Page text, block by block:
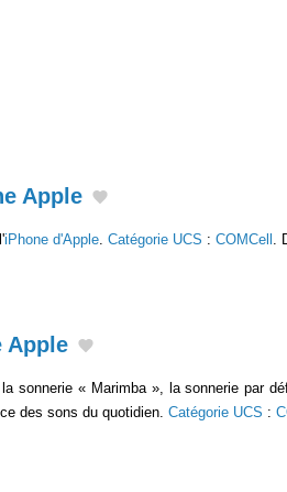
Apple
iPhone d'Apple Catégorie UCS : COMCell
.
Apple
sonnerie « Marimba », la sonnerie par
des sons du quotidien. Catégorie UCS :